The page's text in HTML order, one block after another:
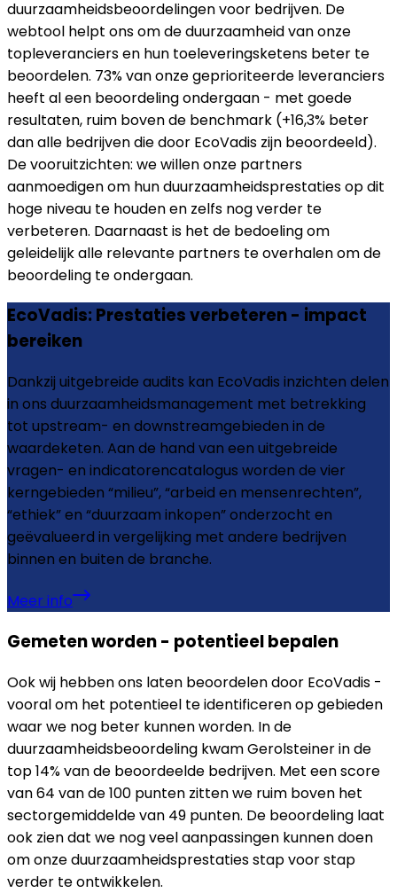
duurzaamheidsbeoordelingen voor bedrijven. De
webtool helpt ons om de duurzaamheid van onze
topleveranciers en hun toeleveringsketens beter te
beoordelen. 73% van onze geprioriteerde leveranciers
heeft al een beoordeling ondergaan - met goede
resultaten, ruim boven de benchmark (+16,3% beter
dan alle bedrijven die door EcoVadis zijn beoordeeld).
De vooruitzichten: we willen onze partners
aanmoedigen om hun duurzaamheidsprestaties op dit
hoge niveau te houden en zelfs nog verder te
verbeteren. Daarnaast is het de bedoeling om
geleidelijk alle relevante partners te overhalen om de
beoordeling te ondergaan.
EcoVadis: Prestaties verbeteren - impact
bereiken
Dankzij uitgebreide audits kan EcoVadis inzichten delen
in ons duurzaamheidsmanagement met betrekking
tot upstream- en downstreamgebieden in de
waardeketen. Aan de hand van een uitgebreide
vragen- en indicatorencatalogus worden de vier
kerngebieden “milieu”, “arbeid en mensenrechten”,
“ethiek” en “duurzaam inkopen” onderzocht en
geëvalueerd in vergelijking met andere bedrijven
binnen en buiten de branche.
Meer info
Gemeten worden - potentieel bepalen
Ook wij hebben ons laten beoordelen door EcoVadis -
vooral om het potentieel te identificeren op gebieden
waar we nog beter kunnen worden. In de
duurzaamheidsbeoordeling kwam Gerolsteiner in de
top 14% van de beoordeelde bedrijven. Met een score
van 64 van de 100 punten zitten we ruim boven het
sectorgemiddelde van 49 punten. De beoordeling laat
ook zien dat we nog veel aanpassingen kunnen doen
om onze duurzaamheidsprestaties stap voor stap
verder te ontwikkelen.